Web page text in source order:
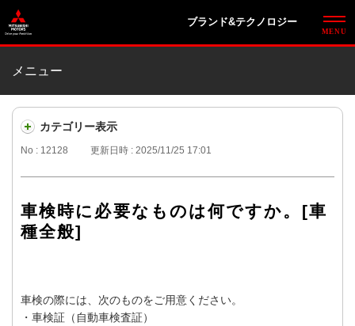
ブランド&テクノロジー
メニュー
カテゴリー表示
No : 12128 更新日時 : 2025/11/25 17:01
車検時に必要なものは何ですか。[車
種全般]
車検の際には、次のものをご用意ください。
・車検証（自動車検査証）